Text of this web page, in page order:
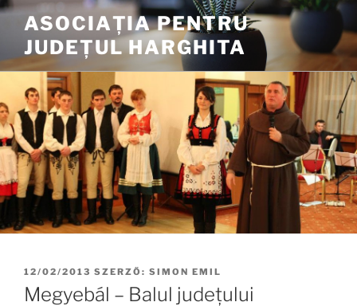
Tartalomhoz
ASOCIAȚIA PENTRU
JUDEȚUL HARGHITA
BEKÜLDVE:
12/02/2013 SZERZŐ: SIMON EMIL
Megyebál – Balul județului